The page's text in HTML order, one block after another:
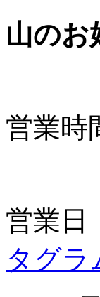
山のお
営業時
営業
タグラ